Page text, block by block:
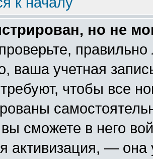
но не
ваша учетная
чтобы все
вы сможете в него
активизация, —